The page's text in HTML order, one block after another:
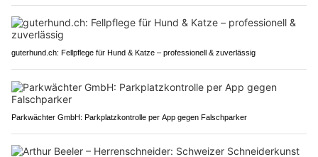
guterhund.ch: Fellpflege für Hund & Katze – professionell & zuverlässig
Parkwächter GmbH: Parkplatzkontrolle per App gegen Falschparker